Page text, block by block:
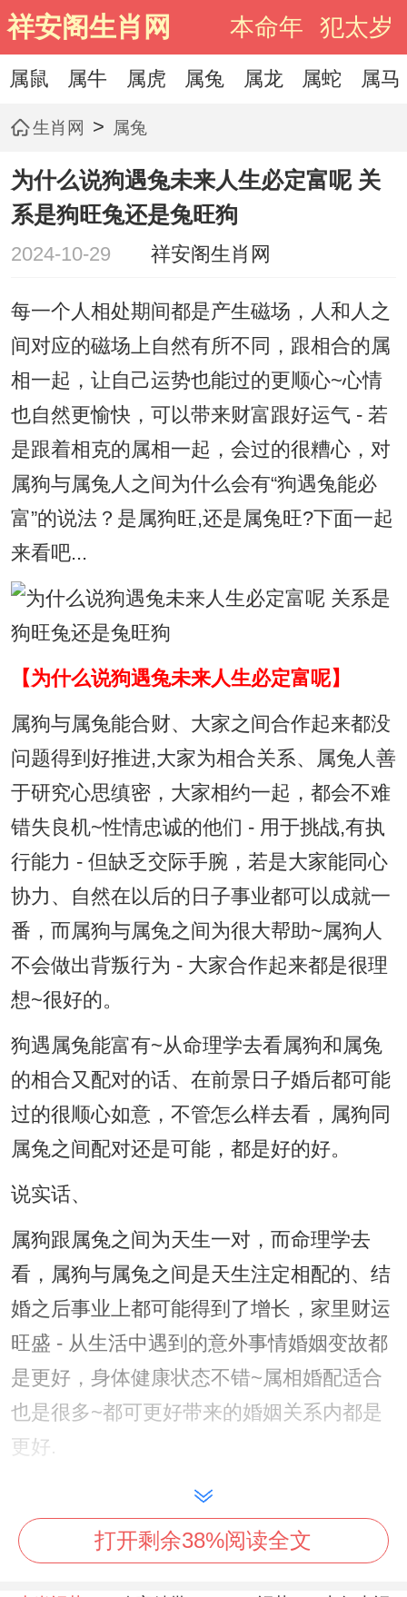
祥安阁生肖网 本命年 犯太岁
属鼠 属牛 属虎 属兔 属龙 属蛇 属马
生肖网 > 属兔
为什么说狗遇兔未来人生必定富呢 关
系是狗旺兔还是兔旺狗
2024-10-29 祥安阁生肖网
每一个人相处期间都是产生磁场，人和人之
间对应的磁场上自然有所不同，跟相合的属
相一起，让自己运势也能过的更顺心~心情
也自然更愉快，可以带来财富跟好运气 - 若
是跟着相克的属相一起，会过的很糟心，对
属狗与属兔人之间为什么会有“狗遇兔能必
富”的说法？是属狗旺,还是属兔旺?下面一起
来看吧...
【为什么说狗遇兔未来人生必定富呢】
属狗与属兔能合财、大家之间合作起来都没
问题得到好推进,大家为相合关系、属兔人善
于研究心思缜密，大家相约一起，都会不难
错失良机~性情忠诚的他们 - 用于挑战,有执
行能力 - 但缺乏交际手腕，若是大家能同心
协力、自然在以后的日子事业都可以成就一
番，而属狗与属兔之间为很大帮助~属狗人
不会做出背叛行为 - 大家合作起来都是很理
想~很好的。
狗遇属兔能富有~从命理学去看属狗和属兔
的相合又配对的话、在前景日子婚后都可能
过的很顺心如意，不管怎么样去看，属狗同
属兔之间配对还是可能，都是好的好。
说实话、
属狗跟属兔之间为天生一对，而命理学去
看，属狗与属兔之间是天生注定相配的、结
婚之后事业上都可能得到了增长，家里财运
旺盛 - 从生活中遇到的意外事情婚姻变故都
是更好，身体健康状态不错~属相婚配适合
也是很多~都可更好带来的婚姻关系内都是
更好.
【关系是狗旺兔还是兔旺狗】
打开剩余38%阅读全文